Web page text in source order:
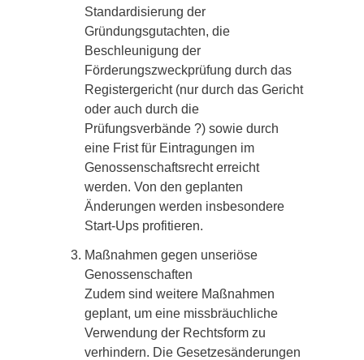
Standardisierung der
Gründungsgutachten, die
Beschleunigung der
Förderungszweckprüfung durch das
Registergericht (nur durch das Gericht
oder auch durch die
Prüfungsverbände ?) sowie durch
eine Frist für Eintragungen im
Genossenschaftsrecht erreicht
werden. Von den geplanten
Änderungen werden insbesondere
Start-Ups profitieren.
Maßnahmen gegen unseriöse
Genossenschaften
Zudem sind weitere Maßnahmen
geplant, um eine missbräuchliche
Verwendung der Rechtsform zu
verhindern. Die Gesetzesänderungen